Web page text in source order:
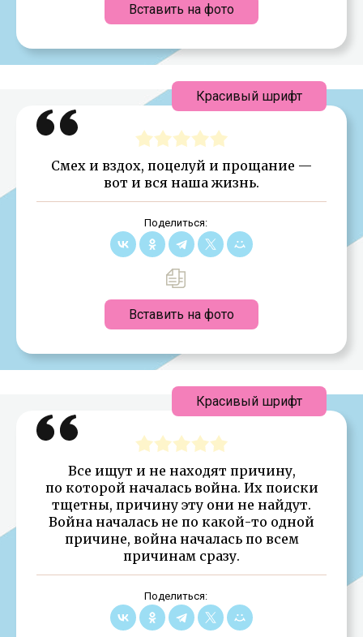
Вставить на фото
Смех и вздох, поцелуй и прощание —
вот и вся наша жизнь.
Поделиться:
Вставить на фото
Красивый шрифт
Все ищут и не находят причину,
по которой началась война. Их поиски
тщетны, причину эту они не найдут.
Война началась не по какой-то одной
причине, война началась по всем
причинам сразу.
Поделиться:
Красивый шрифт